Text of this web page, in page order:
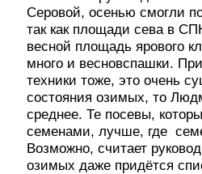
Серовой, осенью смогли
так как площади сева в
весной площадь ярового
много и весновспашки.
техники тоже, это очень
состояния озимых, то
среднее. Те посевы,
семенами, лучше, где
Возможно, считает
озимых даже придётся